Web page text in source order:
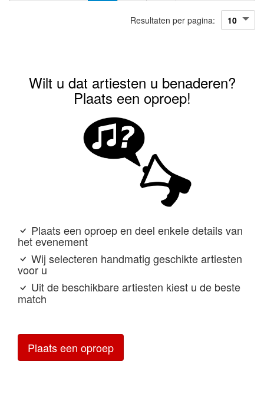
Resultaten per pagina:
Wilt u dat artiesten u benaderen?
Plaats een oproep!
Plaats een oproep en deel enkele details van
het evenement
Wij selecteren handmatig geschikte artiesten
voor u
Uit de beschikbare artiesten kiest u de beste
match
Plaats een oproep